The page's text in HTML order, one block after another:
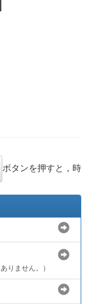
ボタンを押すと，時
りません。）